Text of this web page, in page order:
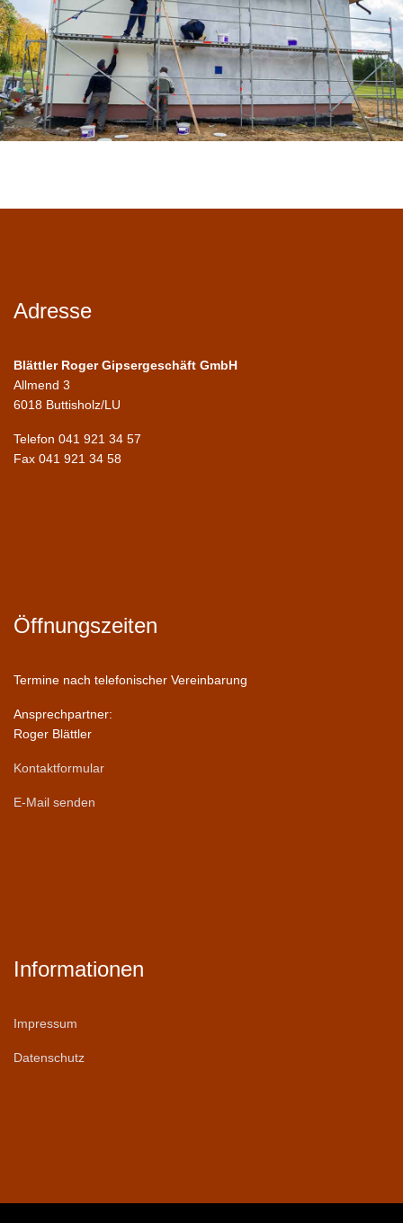
Adresse
Blättler Roger Gipsergeschäft GmbH
Allmend 3
6018 Buttisholz/LU
Telefon 041 921 34 57
Fax 041 921 34 58
Öffnungszeiten
Termine nach telefonischer Vereinbarung
Ansprechpartner:
Roger Blättler
Kontaktformular
E-Mail senden
Informationen
Impressum
Datenschutz